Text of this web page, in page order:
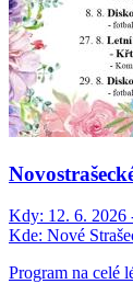
Kdy: 12. 6. 2026
Kde: Nové
Program na celé